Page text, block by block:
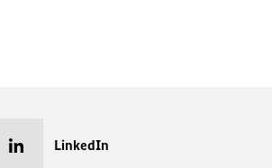
LinkedIn